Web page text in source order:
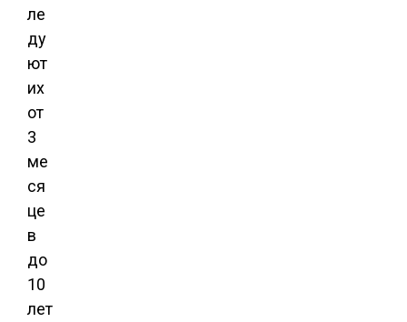
ле
ду
ют
их
от
3
ме
ся
це
в
до
10
лет